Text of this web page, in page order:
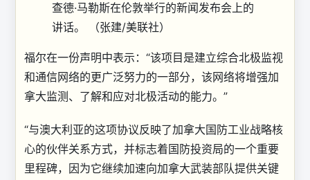
查德·马勒斯在伦敦举行的新闻发布会上的
讲话。
（张建/美联社）
福尔在一份声明中表示：“该项目是建立综合北极监视
和通信网络的更广泛努力的一部分，该网络将增强加
拿大监测、了解和应对北极活动的能力。”
“与澳大利亚的这项协议反映了加拿大国防工业战略核
心的伙伴关系方式，并标志着国防投资局的一个重要
里程碑，因为它继续加速向加拿大武装部队提供关键